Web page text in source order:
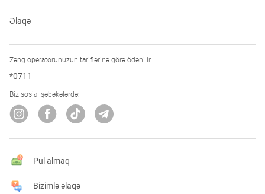
Əlaqə
Zəng operatorunuzun tariflərinə görə ödənilir:
*0711
Biz sosial şəbəkələrdə:
Pul almaq
Bizimlə əlaqə